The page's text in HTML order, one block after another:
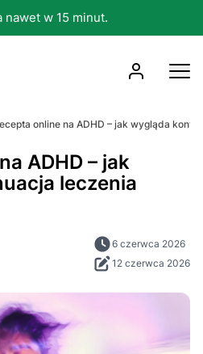
nawet w 15 minut.
online na ADHD – jak wygląda
ADHD – jak
leczenia
6 czerwca 2026
12 czerwca 2026